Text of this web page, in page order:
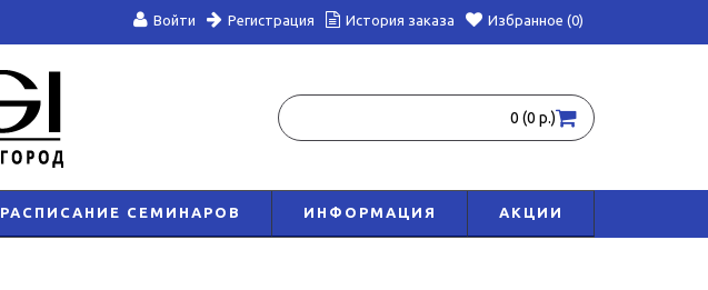
Войти Регистрация История заказа Избранное (0)
0 (0 р.)
РАСПИСАНИЕ СЕМИНАРОВ ИНФОРМАЦИЯ АКЦИИ